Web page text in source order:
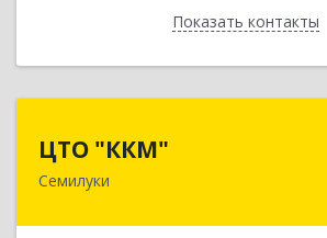
Показать контакты
Назад
ЦТО "ККМ"
Семилуки